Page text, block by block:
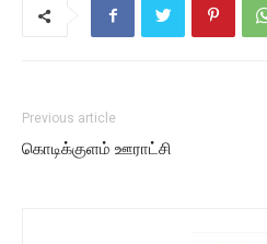
Previous article
கொடிக்குளம் ஊராட்சி